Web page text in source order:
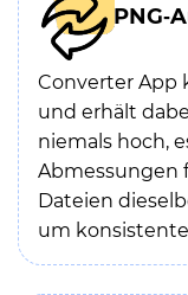
Converter App
und erhält
niemals hoch,
Abmessungen
Dateien
um